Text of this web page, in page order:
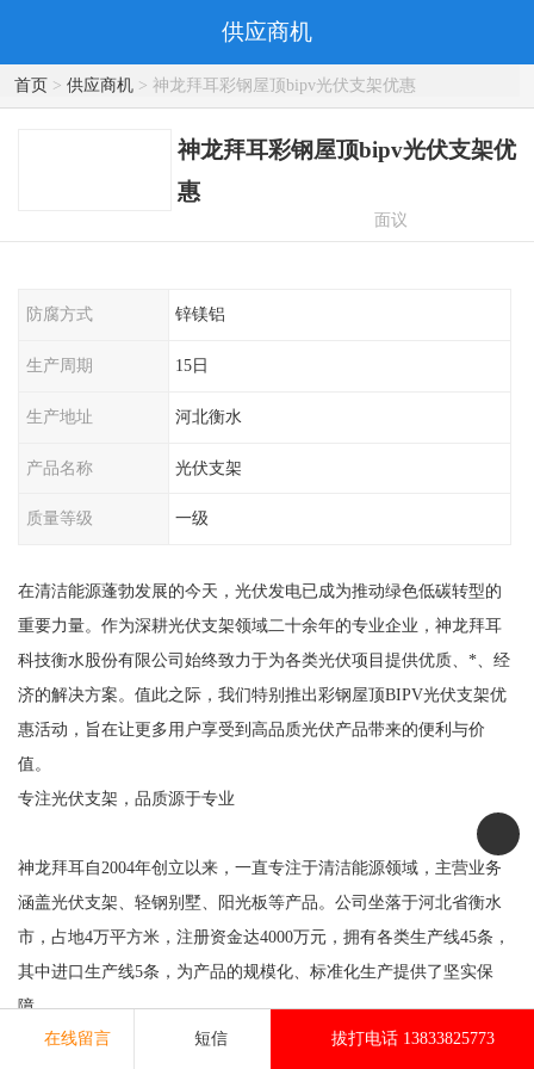
供应商机
首页> 供应商机> 神龙拜耳彩钢屋顶bipv光伏支架优惠
神龙拜耳彩钢屋顶bipv光伏支架优
惠
面议
防腐方式 锌镁铝
生产周期 15日
生产地址 河北衡水
产品名称 光伏支架
质量等级 一级
在清洁能源蓬勃发展的今天，光伏发电已成为推动绿色低碳转型的
重要力量。作为深耕光伏支架领域二十余年的专业企业，神龙拜耳
科技衡水股份有限公司始终致力于为各类光伏项目提供优质、*、经
济的解决方案。值此之际，我们特别推出彩钢屋顶BIPV光伏支架优
惠活动，旨在让更多用户享受到高品质光伏产品带来的便利与价
值。
专注光伏支架，品质源于专业
神龙拜耳自2004年创立以来，一直专注于清洁能源领域，主营业务
涵盖光伏支架、轻钢别墅、阳光板等产品。公司坐落于河北省衡水
市，占地4万平方米，注册资金达4000万元，拥有各类生产线45条，
其中进口生产线5条，为产品的规模化、标准化生产提供了坚实保
障。
在光伏支架领域，我们提供镀锌C/U型支架、锌铝镁光伏支架、热镀
在线留言 短信 拔打电话 13833825773